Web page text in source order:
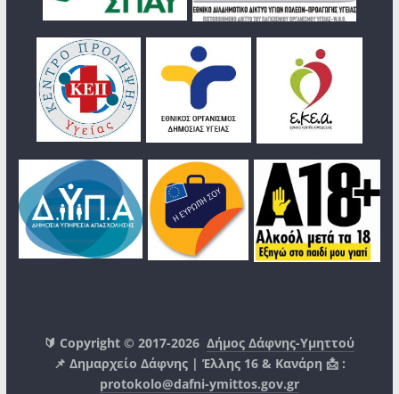
🔰 Copyright © 2017-2026Δήμος Δάφνης-Υμηττού
📌 Δημαρχείο Δάφνης | Έλλης 16 & Κανάρη 📩 :
protokolo@dafni-ymittos.gov.gr